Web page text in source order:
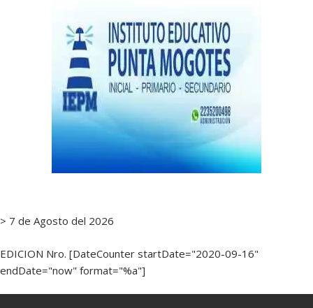
> 7 de Agosto del 2026
EDICION Nro. [DateCounter startDate="2020-09-16"
endDate="now" format="%a"]